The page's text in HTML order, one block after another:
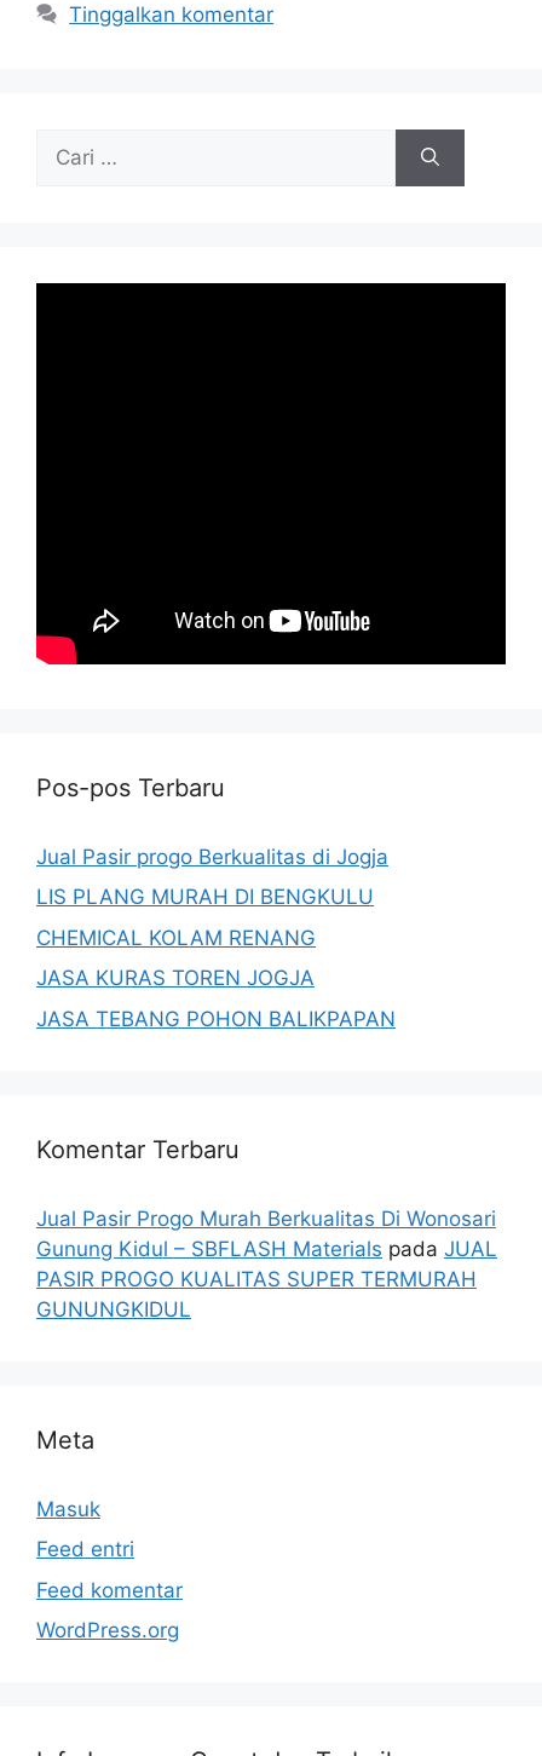
Tinggalkan komentar
untuk:
Pos-pos Terbaru
Jual Pasir progo Berkualitas di Jogja
LIS PLANG MURAH DI BENGKULU
CHEMICAL KOLAM RENANG
JASA KURAS TOREN JOGJA
JASA TEBANG POHON BALIKPAPAN
Komentar Terbaru
Jual Pasir Progo Murah Berkualitas Di Wonosari
Gunung Kidul – SBFLASH Materials pada JUAL
PASIR PROGO KUALITAS SUPER TERMURAH
GUNUNGKIDUL
Meta
Masuk
Feed entri
Feed komentar
WordPress.org